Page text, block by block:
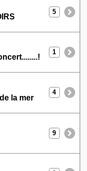
5
1
la mer
4
9